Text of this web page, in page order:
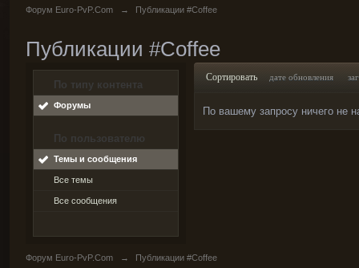
Форум Euro-PvP.Com → Публикации #Coffee
Публикации #Coffee
По типу контента
Форумы
По пользователю
Темы и сообщения
Все темы
Все сообщения
Сортировать дате обновления
По вашему запросу ничего не
Форум Euro-PvP.Com → Публикации #Coffee